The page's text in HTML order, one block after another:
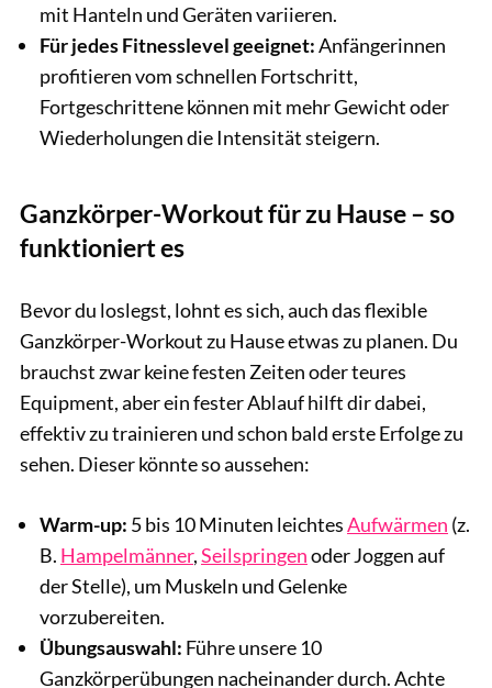
mit Hanteln und Geräten variieren.
Für jedes Fitnesslevel geeignet:Anfängerinnen
profitieren vom schnellen Fortschritt,
Fortgeschrittene können mit mehr Gewicht oder
Wiederholungen die Intensität steigern.
Ganzkörper-Workout für zu Hause – so
funktioniert es
Bevor du loslegst, lohnt es sich, auch das flexible
Ganzkörper-Workout zu Hause etwas zu planen. Du
brauchst zwar keine festen Zeiten oder teures
Equipment, aber ein fester Ablauf hilft dir dabei,
effektiv zu trainieren und schon bald erste Erfolge zu
sehen. Dieser könnte so aussehen:
Warm-up: 5 bis 10 Minuten leichtesAufwärmen (z.
B. Hampelmänner,Seilspringenoder Joggen auf
der Stelle), um Muskeln und Gelenke
vorzubereiten.
Übungsauswahl: Führe unsere 10
Ganzkörperübungen nacheinander durch. Achte